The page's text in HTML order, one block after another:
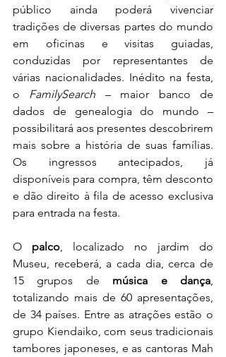
público ainda poderá vivenciar
tradições de diversas partes do mundo
em oficinas e visitas guiadas,
conduzidas por representantes de
várias nacionalidades. Inédito na festa,
o FamilySearch – maior banco de
dados de genealogia do mundo –
possibilitará aos presentes descobrirem
mais sobre a história de suas famílias.
Os ingressos antecipados, já
disponíveis para compra têm desconto
e dão direito à fila de acesso exclusiva
para entrada na festa.
O palco , localizado no jardim do
Museu, receberá, a cada dia, cerca de
15 grupos de música e dança
totalizando mais de 60 apresentações,
de 34 países. Entre as atrações estão o
grupo Kiendaiko, com seus tradicionais
tambores japoneses, e as cantoras Mah